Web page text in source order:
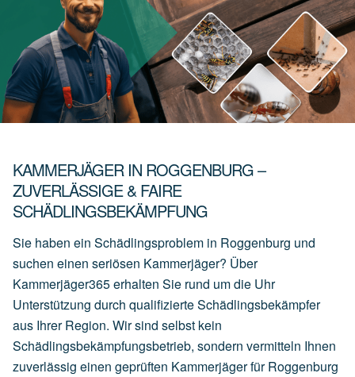
KAMMERJÄGER IN ROGGENBURG –
ZUVERLÄSSIGE & FAIRE
SCHÄDLINGSBEKÄMPFUNG
Sie haben ein Schädlingsproblem in Roggenburg und
suchen einen seriösen Kammerjäger? Über
Kammerjäger365 erhalten Sie rund um die Uhr
Unterstützung durch qualifizierte Schädlingsbekämpfer
aus Ihrer Region. Wir sind selbst kein
Schädlingsbekämpfungsbetrieb, sondern vermitteln Ihnen
zuverlässig einen geprüften Kammerjäger für Roggenburg